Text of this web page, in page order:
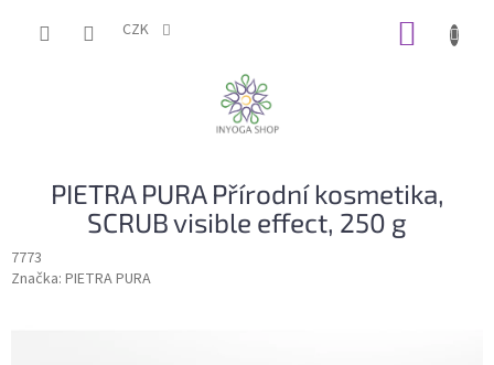
CZK
PIETRA PURA Přírodní kosmetika,
SCRUB visible effect, 250 g
7773
Značka: PIETRA PURA